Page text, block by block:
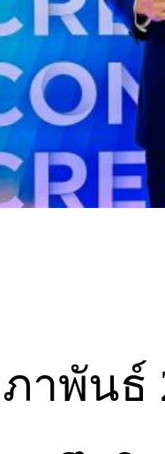
าพันธ์